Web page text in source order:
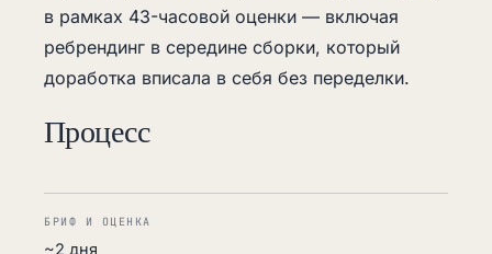
в рамках 43-часовой оценки — включая
ребрендинг в середине сборки, который
доработка вписала в себя без переделки.
Процесс
БРИФ И ОЦЕНКА
~2 дня